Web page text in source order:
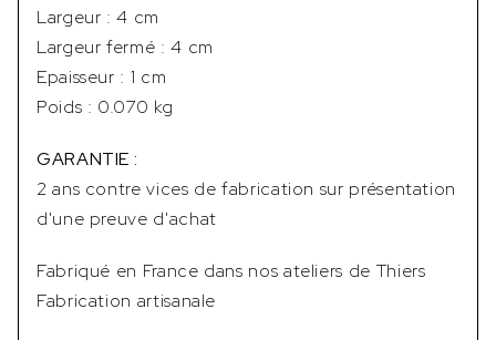
Largeur : 4 cm
Largeur fermé : 4 cm
Epaisseur : 1 cm
Poids : 0.070 kg
GARANTIE :
2 ans contre vices de fabrication sur présentation
d'une preuve d'achat
Fabriqué en France dans nos ateliers de Thiers
Fabrication artisanale